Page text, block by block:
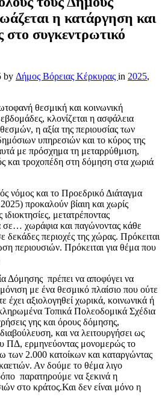
η κατάργηση και
συγκεντρωτικό
by Δήμος Βόρειας Κέρκυρας in 2025,
θεσμική και κοινωνική
κλονίζεται η ασφάλεια
η αξία της περιουσίας των
υπηρεσιών και το κύρος της
με πρόσχημα τη μεταρρύθμιση,
και τροχοπέδη στη δόμηση στα χωριά
νόμος και το Προεδρικό Διάταγμα
προκαλούν βίαιη και χωρίς
μετατρέποντας
σε… χωράφια και παγώνοντας κάθε
δεκάδες περιοχές της χώρας. Πρόκειται
περιουσιών. Πρόκειται για θέμα που
Δόμησης πρέπει να αποφύγει να
με ένα θεσμικό πλαίσιο που ούτε
έχει αξιολογηθεί χωρικά, κοινωνικά ή
Τοπικά Πολεοδομικά Σχέδια
γης και όρους δόμησης,
και να λειτουργήσει ως
ΠΔ, ερμηνεύοντας μονομερώς το
των 2.000 κατοίκων και καταργώντας
Αν δούμε το θέμα λιγο
παρατηρούμε να ξεκινά η
στο κράτος.Και δεν είναι μόνο η